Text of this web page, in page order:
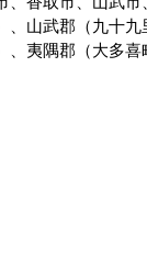
山武郡（九十
夷隅郡（大多喜